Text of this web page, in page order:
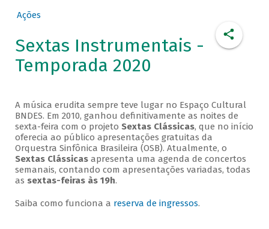
Ações
Sextas Instrumentais -
Temporada 2020
A música erudita sempre teve lugar no Espaço Cultural
BNDES. Em 2010, ganhou definitivamente as noites de
sexta-feira com o projeto Sextas Clássicas, que no início
oferecia ao público apresentações gratuitas da
Orquestra Sinfônica Brasileira (OSB). Atualmente, o
Sextas Clássicasapresenta uma agenda de concertos
semanais, contando com apresentações variadas, todas
as sextas-feiras às 19h.
Saiba como funciona a reserva de ingressos.